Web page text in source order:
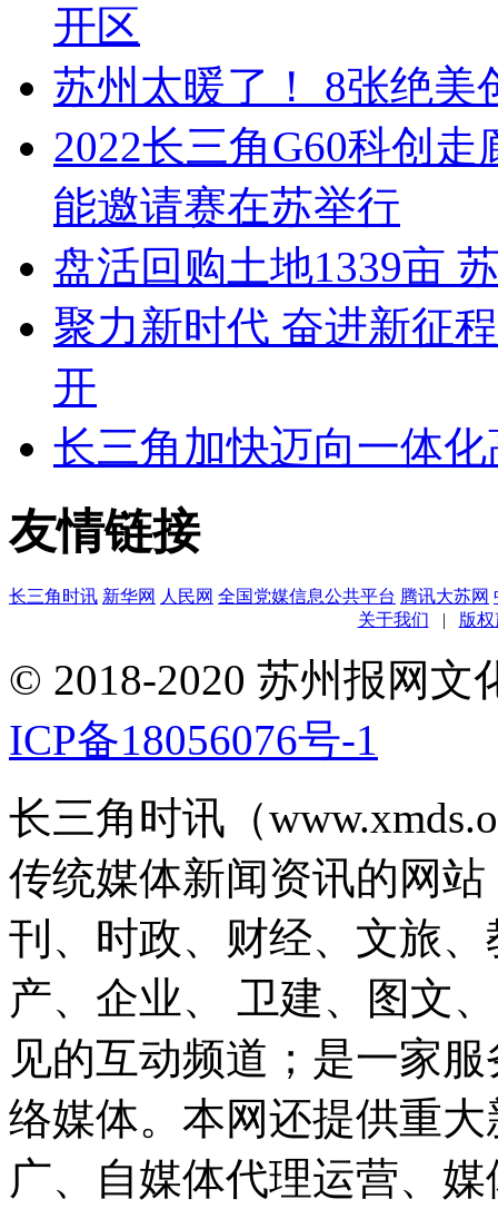
开区
苏州太暖了！ 8张绝美
2022长三角G60科创
能邀请赛在苏举行
盘活回购土地1339亩
聚力新时代 奋进新征
开
长三角加快迈向一体
友情链接
长三角时讯 新华网 人民网 全国党媒信息公共平台 腾讯大苏网
关于我们
| 版
© 2018-2020 苏州报网
ICP备18056076号-1
长三角时讯（
传统媒体新闻资讯的网
刊、时政、财经、文旅
产、企业、 卫建、图文
见的互动频道；是一家
络媒体。本网还提供重
广、自媒体代理运营、